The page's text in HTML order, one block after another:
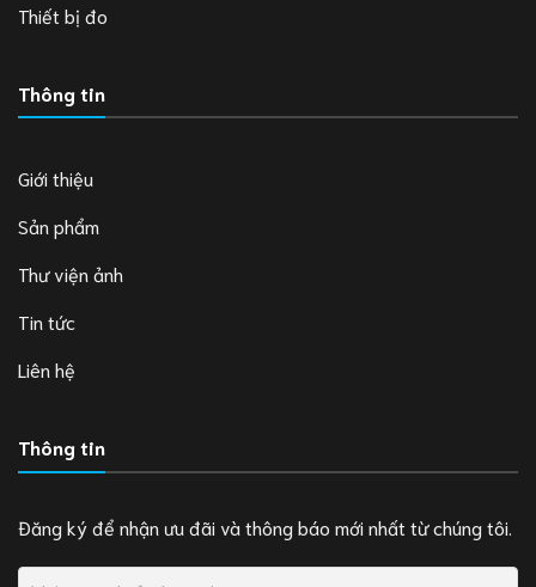
Thiết bị đo
Thông tin
Giới thiệu
Sản phẩm
Thư viện ảnh
Tin tức
Liên hệ
Thông tin
Đăng ký để nhận ưu đãi và thông báo mới nhất từ chúng tôi.